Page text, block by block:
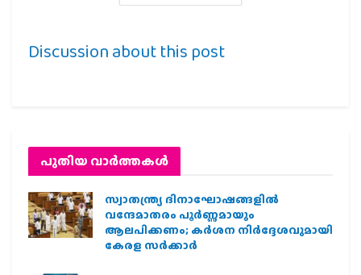
Discussion about this post
പുതിയ വാര്‍ത്തകള്‍
സ്വാതന്ത്ര്യ ദിനാഘോഷങ്ങളിൽ
വന്ദേമാതരം പൂർണ്ണമായും
ആലപിക്കണം; കർശന നിർദ്ദേശവുമായി
കേരള സർക്കാർ